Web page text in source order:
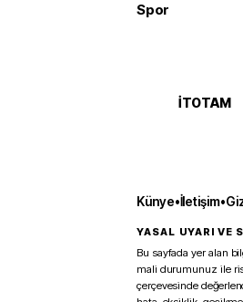
Spor
İTOTAM
Künye•İletişim•
YASAL UYARI VE
Bu sayfada yer alan
mali durumunuz ile
çerçevesinde